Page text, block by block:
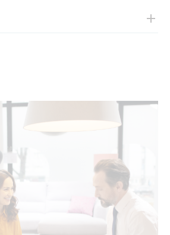
entweder eloxiert oder
robuste PVC Innere enthält eine RVS
UV-beständiges Nylon (grau).
die beispiellose Fähigkeit Schmutz
zusammen mit dem Bestreben einen
innen und außen zu schaffen
aus.